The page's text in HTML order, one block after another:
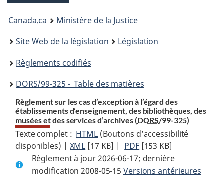
You
are
here:
Canada.ca
Ministère de la Justice
Site Web de la législation
Législation
Règlements codifiés
DORS/99-325 - Table des matières
Règlement sur les cas d’exception à l’égard des
établissements d’enseignement, des bibliothèques, des
musées et des services d’archives (DORS/99-325)
Texte complet : HTML Texte
complet
:
Règlement
(Boutons d’accessibilité
disponibles) |XML Texte
complet
:
[17 KB] | PDF Texte
complet
:
[153 KB]
Règlement à jour 2026-06-17; dernière
modification 2008-05-15 Versions antérieures